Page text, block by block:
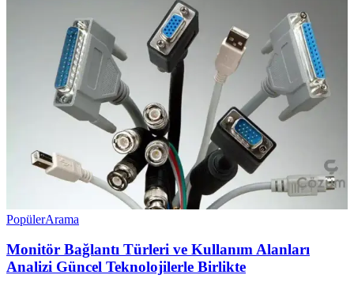
PopülerArama
Monitör Bağlantı Türleri ve Kullanım Alanları
Analizi Güncel Teknolojilerle Birlikte